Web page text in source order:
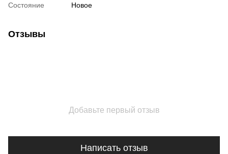
Состояние
Новое
Отзывы
Добавьте первый отзыв
Написать отзыв